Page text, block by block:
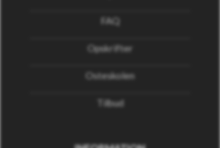
FAQ
Opskrifter
Osteskolen
Tilbud